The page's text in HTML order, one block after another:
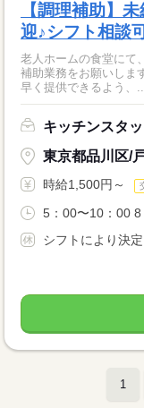
【調理補助】
迎♪シフト相談
老人ホームの食堂にて
補助業務をお願いしま
早く提供できるよう、
キッチンスタ
東京都品川区/
時給1,500円～
5：00〜10：00 8
シフトにより決定
1